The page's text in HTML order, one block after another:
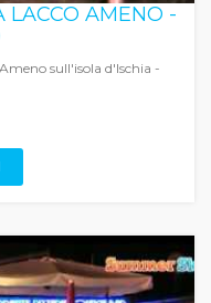
LACCO AMENO -
sull'isola d'Ischia -